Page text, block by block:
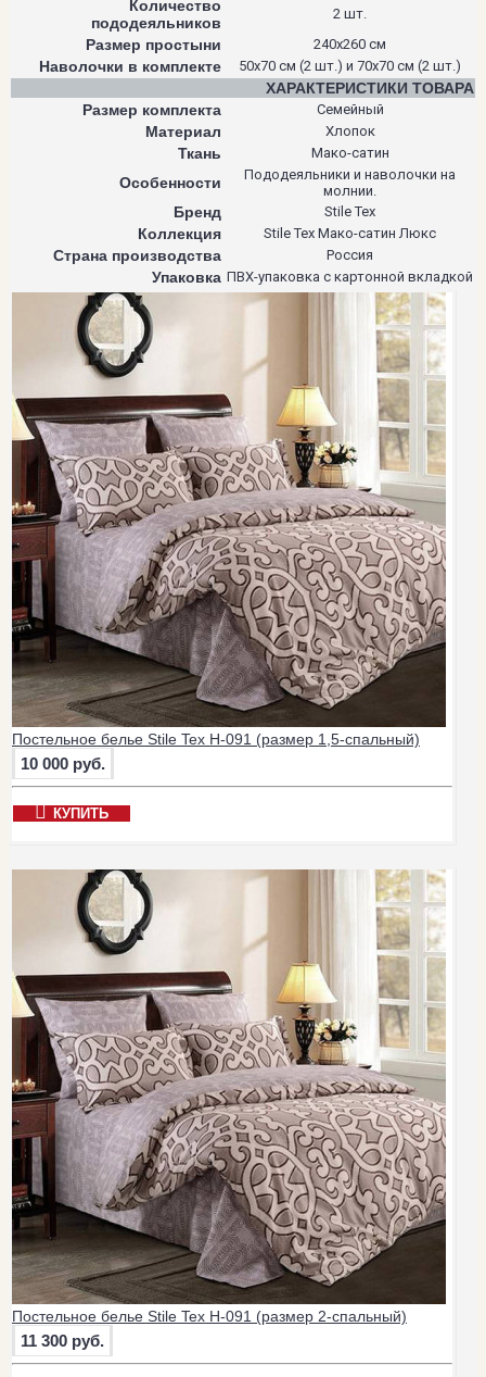
Количество
пододеяльников
2 шт.
Размер простыни 240х260 см
Наволочки в комплекте 50х70 см (2 шт.) и 70х70 см (2 шт.)
ХАРАКТЕРИСТИКИ ТОВАРА
Размер комплекта
Семейный
Материал Хлопок
Ткань Мако-сатин
Особенности
Пододеяльники и наволочки на
молнии.
Бренд Stile Tex
Коллекция Stile Tex Мако-сатин Люкс
Страна производства Россия
Упаковка ПВХ-упаковка с картонной вкладкой
Постельное белье Stile Tex H-091 (размер 1,5-спальный)
10 000 руб.
КУПИТЬ
Постельное белье Stile Tex H-091 (размер 2-спальный)
11 300 руб.